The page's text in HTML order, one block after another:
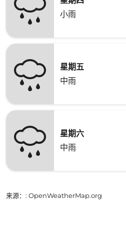
小雨
星期五
中雨
星期六
中雨
来源： : OpenWeatherMap.org